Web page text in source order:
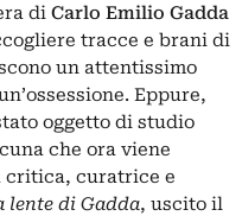
di Carlo Emilio Gadda
tracce e brani di
un attentissimo
Eppure,
oggetto di studio
che ora viene
critica, curatrice e
lente di Gadda, uscito il